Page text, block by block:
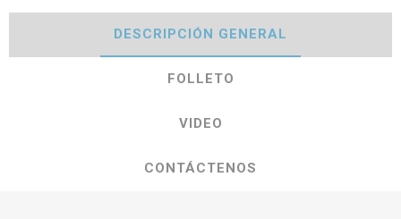
DESCRIPCIÓN GENERAL
FOLLETO
VIDEO
CONTÁCTENOS